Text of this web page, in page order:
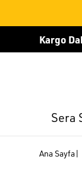
Kargo
Sera
Ana Sayfa|